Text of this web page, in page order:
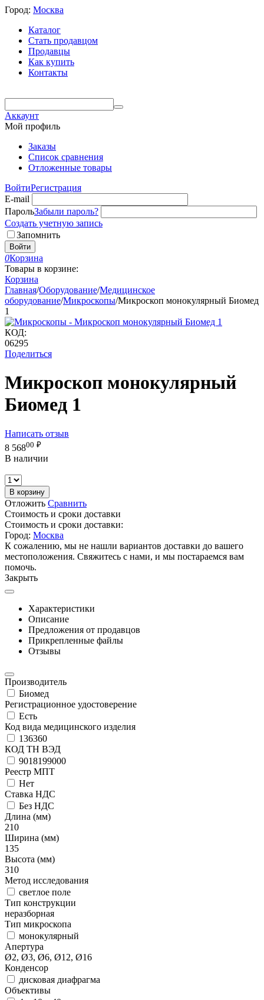
Город: Москва
Каталог
Стать продавцом
Продавцы
Как купить
Контакты
Аккаунт
Мой профиль
Заказы
Список сравнения
Отложенные товары
ВойтиРегистрация
E-mail
ПарольЗабыли пароль?
Создать учетную запись
Запомнить
Войти
0Корзина
Товары в корзине:
Корзина
Главная/Оборудование/Медицинское
оборудование/Микроскопы/Микроскоп монокулярный Биомед
1
КОД:
06295
Поделиться
Микроскоп монокулярный
Биомед 1
Написать отзыв
8 56800 ₽
В наличии
В корзину
Отложить Сравнить
Стоимость и сроки доставки
Стоимость и сроки доставки:
Город: Москва
К сожалению, мы не нашли вариантов доставки до вашего
местоположения. Свяжитесь с нами, и мы постараемся вам
помочь.
Закрыть
Характеристики
Описание
Предложения от продавцов
Прикрепленные файлы
Отзывы
Производитель
Биомед
Регистрационное удостоверение
Есть
Код вида медицинского изделия
136360
КОД ТН ВЭД
9018199000
Реестр МПТ
Нет
Ставка НДС
Без НДС
Длина (мм)
210
Ширина (мм)
135
Высота (мм)
310
Метод исследования
светлое поле
Тип конструкции
неразборная
Тип микроскопа
монокулярный
Апертура
Ø2, Ø3, Ø6, Ø12, Ø16
Конденсор
дисковая диафрагма
Объективы